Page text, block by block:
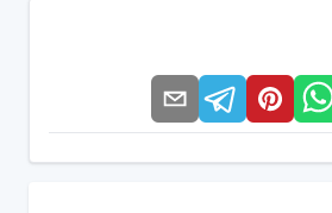
يمكن تعريف الإمساك بتكرار التغوط
الأسبوع يوصف بالإمساك، إلا أن
العدد وحده ليس معياراً كافياً. ما يقرب من 60 في المائة من
لديهم طبيعية. عادةً ما يعاني هؤلاء